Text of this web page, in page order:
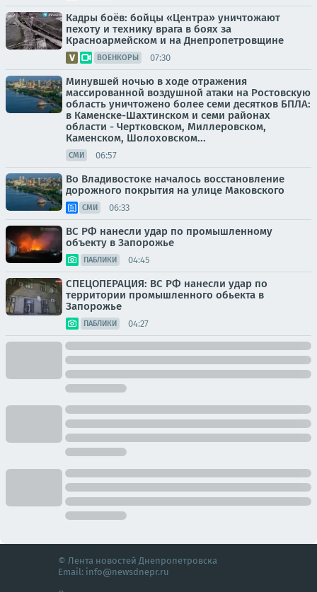
Кадры боёв: бойцы «Центра» уничтожают
пехоту и технику врага в боях за
Красноармейском и на Днепропетровщине
ВОЕНКОРЫ 07:30
Минувшей ночью в ходе отражения
массированной воздушной атаки на Ростовскую
область уничтожено более семи десятков БПЛА:
в Каменске-Шахтинском и семи районах
области - Чертковском, Миллеровском,
Каменском, Шолоховском...
СМИ 06:57
Во Владивостоке началось восстановление
дорожного покрытия на улице Маковского
СМИ 06:33
ВС РФ нанесли удар по промышленному
объекту в Запорожье
ПАБЛИКИ 04:45
СПЕЦОПЕРАЦИЯ: ВС РФ нанесли удар по
территории промышленного обьекта в
Запорожье
ПАБЛИКИ 04:27
© Лента новостей Днепропетровска
Email: info@newsdnepr.ru